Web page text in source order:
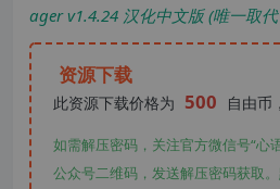
ager v1.4.24 汉化中文版 (唯一取
资源下载
此资源下载价格为 500 自由币
如需解压密码，关注官方微信号“心
公众号二维码，发送解压密码获取